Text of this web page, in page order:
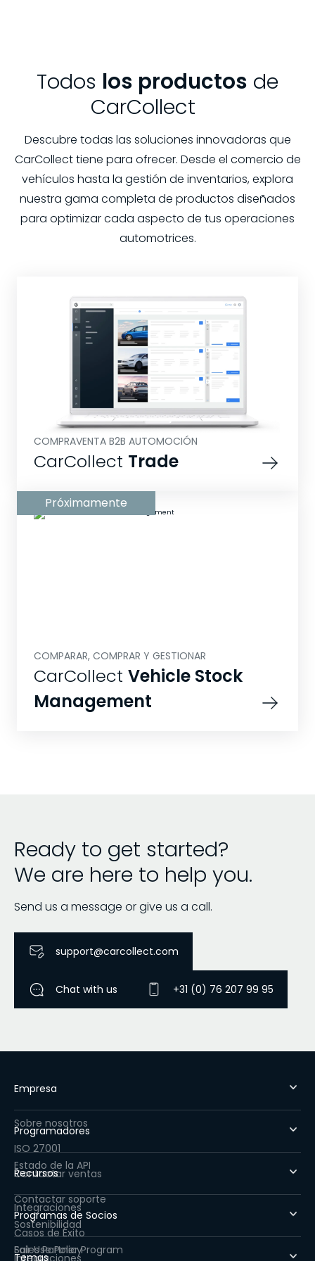
Todos los productos de
CarCollect
Descubre todas las soluciones innovadoras que
CarCollect tiene para ofrecer. Desde el comercio de
vehículos hasta la gestión de inventarios, explora
nuestra gama completa de productos diseñados
para optimizar cada aspecto de tus operaciones
automotrices.
COMPRAVENTA B2B AUTOMOCIÓN
CarCollect Trade
Próximamente
COMPARAR, COMPRAR Y GESTIONAR
CarCollect Vehicle Stock
Management
Ready to get started?
We are here to help you.
Send us a message or give us a call.
support@carcollect.com
Chat with us +31 (0) 76 207 99 95
Empresa
Sobre nosotros
ISO 27001
Contactar ventas
Contactar soporte
Sostenibilidad
Fair Use Policy
Programadores
Estado de la API
Recursos
Integraciones
Casos de Éxito
Programas de Socios
Sales Partner Program
Temas